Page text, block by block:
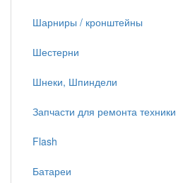
Шарниры / кронштейны
Шестерни
Шнеки, Шпиндели
Запчасти для ремонта техники
Flash
Батареи